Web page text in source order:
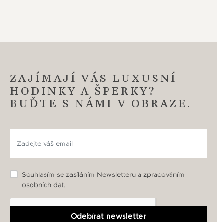
ZAJÍMAJÍ VÁS LUXUSNÍ
HODINKY A ŠPERKY?
BUĎTE S NÁMI V OBRAZE.
Odebírat newsletter
Souhlasím se zasíláním Newsletteru a zpracováním
osobních dat.